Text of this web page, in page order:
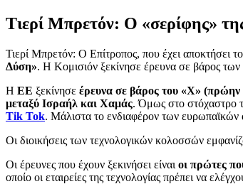
Τιερί Μπρετόν: Ο «σερίφης»
Τιερί Μπρετόν: Ο Επίτροπος, που έχει αποκτήσει
Δύση». Η Κομισιόν ξεκίνησε έρευνα σε βάρος
Η ΕΕ ξεκίνησε έρευνα σε βάρος του «Χ»
μεταξύ Ισραήλ και Χαμάς. Όμως στο στόχαστρο
Tik Tok. Μάλιστα το ενδιαφέρον των ευρωπαϊκών
Οι διοικήσεις των τεχνολογικών κολοσσών
Οι έρευνες που έχουν ξεκινήσει είναι οι πρώτες
οποίο οι εταιρείες της τεχνολογίας πρέπει να